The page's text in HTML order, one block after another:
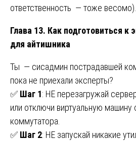
ответственность — тоже весомо).
Глава 13. Как подготовиться к
для айтишника
Ты — сисадмин пострадавшей
пока не приехали эксперты?
✅ Шаг 1: НЕ перезагружай
или отключи виртуальную машину
коммутатора.
✅ Шаг 2: НЕ запускай никакие